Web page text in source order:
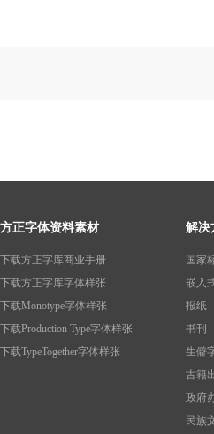
方正字体资料素材
下载方正字库商业手册
下载方正字库字体样张
下载Monotype字体样张
下载Production Type字体样张
下载TypeTogether字体样张
解决
国家
嵌入
报纸
书刊
生僻
古籍
政府
民族